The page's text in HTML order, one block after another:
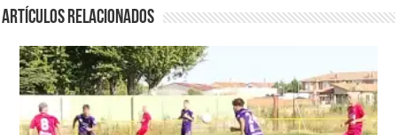
Artículos relacionados